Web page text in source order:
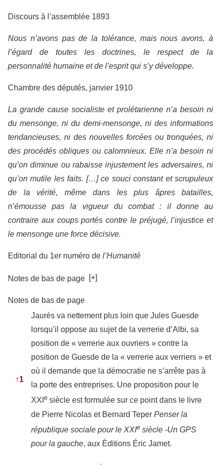
Discours à l’assemblée 1893
Nous n’avons pas de la tolérance, mais nous avons, à
l’égard de toutes les doctrines, le respect de la
personnalité humaine et de l’esprit qui s’y développe.
Chambre des députés, janvier 1910
La grande cause socialiste et prolétarienne n’a besoin ni
du mensonge, ni du demi-mensonge, ni des informations
tendancieuses, ni des nouvelles forcées ou tronquées, ni
des procédés obliques ou calomnieux. Elle n’a besoin ni
qu’on diminue ou rabaisse injustement les adversaires, ni
qu’on mutile les faits. […] ce souci constant et scrupuleux
de la vérité, même dans les plus âpres batailles,
n’émousse pas la vigueur du combat : il donne au
contraire aux coups portés contre le préjugé, l’injustice et
le mensonge une force décisive.
Editorial du 1er numéro de l’Humanité
Notes de bas de page +
Notes de bas de page
↑1
Jaurès va nettement plus loin que Jules Guesde
lorsqu’il oppose au sujet de la verrerie d’Albi, sa
position de « verrerie aux ouvriers » contre la
position de Guesde de la « verrerie aux verriers » et
où il demande que la démocratie ne s’arrête pas à
la porte des entreprises. Une proposition pour le
XXI e siècle est formulée sur ce point dans le livre
de Pierre Nicolas et Bernard Teper Penser la
république sociale pour le XXIe siècle -Un GPS
pour la gauche, aux Éditions Éric Jamet.